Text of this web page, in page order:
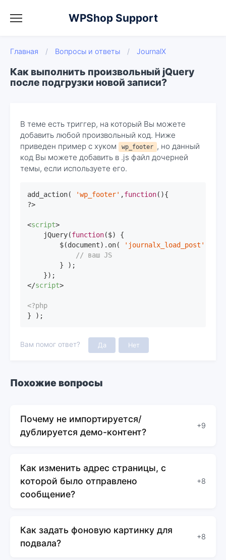
WPShop Support
Главная / Вопросы и ответы / JournalX
Как выполнить произвольный jQuery
после подгрузки новой записи?
В теме есть триггер, на который Вы можете
добавить любой произвольный код. Ниже
приведен пример с хуком
wp_footer , но данный
код Вы можете добавить в .js файл дочерней
темы, если используете его.
add_action( 'wp_footer' ,function( ){
?>
<script>
    jQuery(
function($) {
        $(
document).on( 'journalx_load_post'
// ваш JS
        } );
</script>
<?php
} );
Вам помог ответ? Да Нет
Похожие вопросы
Почему не импортируется/
дублируется демо-контент?
+9
Как изменить адрес страницы, с
которой было отправлено
сообщение?
+8
Как задать фоновую картинку для
подвала?
+8